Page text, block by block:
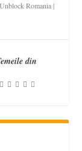
Unblock Romania|
din